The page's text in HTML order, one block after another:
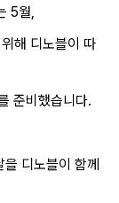
5월,
해 디노블이 따
준비했습니다.
을 디노블이 함께